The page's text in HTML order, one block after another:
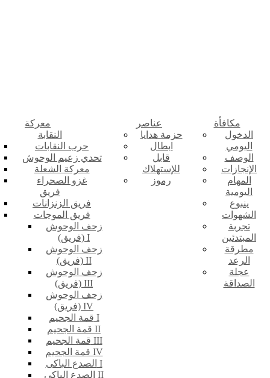
معركة
النقابة
حرب النقابات
تحدي زعيم الوحوش
معركة الشعلة
غزو الصحراء
فريق
فريق الزنزانات
فريق الموجات
زحف الوحوش
(فريق) I
زحف الوحوش
(فريق) II
زحف الوحوش
(فريق) III
زحف الوحوش
(فريق) IV
قمة الجحيم I
قمة الجحيم II
قمة الجحيم III
قمة الجحيم IV
الصدع الباكى I
الصدع الباكى II
عناصر
حزمة هدايا
ابطال
قابل
للإستهلاك
رموز
مكافأة
الدخول
اليومي
الوصف
الإنجازات
المهام
اليومية
ينبوع
الشهوات
تجربة
المبتدئين
مطرقة
الرعد
عجلة
الصداقة